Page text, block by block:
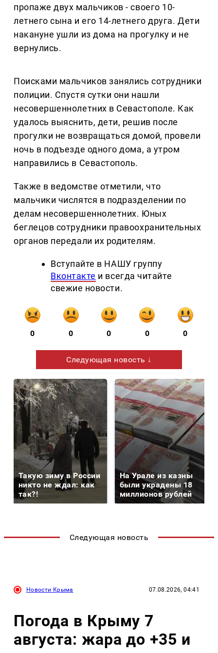
пропаже двух мальчиков - своего 10-
летнего сына и его 14-летнего друга. Дети
накануне ушли из дома на прогулку и не
вернулись.
Поисками мальчиков занялись сотрудники
полиции. Спустя сутки они нашли
несовершеннолетних в Севастополе. Как
удалось выяснить, дети, решив после
прогулки не возвращаться домой, провели
ночь в подъезде одного дома, а утром
направились в Севастополь.
Также в ведомстве отметили, что
мальчики числятся в подразделении по
делам несовершеннолетних. Юных
беглецов сотрудники правоохранительных
органов передали их родителям.
Вступайте в НАШУ группу
Вконтакте и всегда читайте
свежие новости.
0 0 0 0 0
Следующая новость ↓
Такую зиму в России
никто не ждал: как
так?!
На Урале из казны
были украдены 18
миллионов рублей
Следующая новость
Новости Крыма 07.08.2026, 04:41
Погода в Крыму 7
августа: жара до +35 и